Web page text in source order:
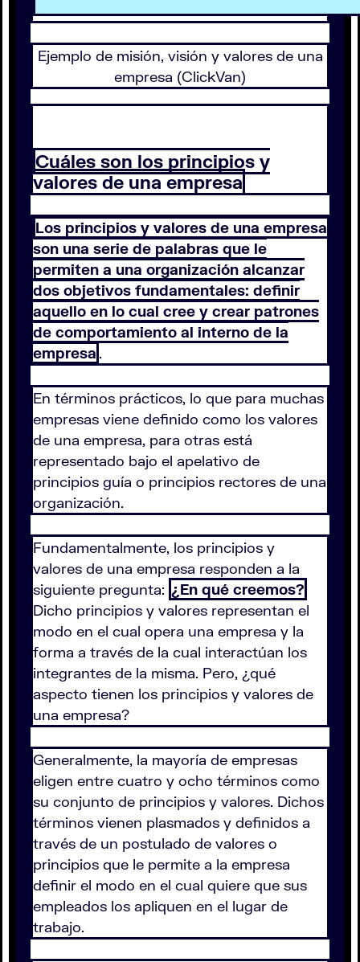
Ejemplo de misión, visión y valores de una
empresa (ClickVan)
Cuáles son los principios y
valores de una empresa
Los principios y valores de una empresa
son una serie de palabras que le
permiten a una organización alcanzar
dos objetivos fundamentales: definir
aquello en lo cual cree y crear patrones
de comportamiento al interno de la
empresa .
En términos prácticos, lo que para muchas
empresas viene definido como los valores
de una empresa, para otras está
representado bajo el apelativo de
principios guía o principios rectores de una
organización.
Fundamentalmente, los principios y
valores de una empresa responden a la
siguiente pregunta: ¿En qué creemos?
Dicho principios y valores representan el
modo en el cual opera una empresa y la
forma a través de la cual interactúan los
integrantes de la misma. Pero, ¿qué
aspecto tienen los principios y valores de
una empresa?
Generalmente, la mayoría de empresas
eligen entre cuatro y ocho términos como
su conjunto de principios y valores. Dichos
términos vienen plasmados y definidos a
través de un postulado de valores o
principios que le permite a la empresa
definir el modo en el cual quiere que sus
empleados los apliquen en el lugar de
trabajo.